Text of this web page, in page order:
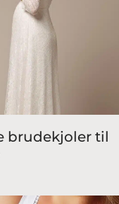
brudekjoler til